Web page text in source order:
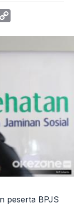
peserta BPJS